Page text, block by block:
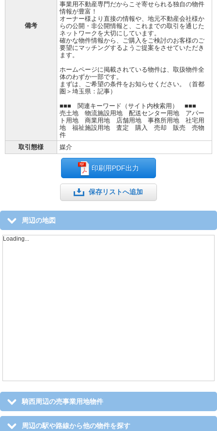
備考
事業用不動産専門だからこそ寄せられる独自の物件
情報が豊富！
オーナー様より直接の情報や、地元不動産会社様か
らの公開・非公開情報と、これまでの取引を通じた
ネットワークを大切にしています。
確かな物件情報から、ご購入をご検討のお客様のご
要望にマッチングするようご提案をさせていただき
ます。
ホームページに掲載されている物件は、取扱物件全
体のわずか一部です。
まずは、ご希望の条件をお知らせください。（首都
圏＞埼玉県：記事）
■■■ 関連キーワード（サイト内検索用） ■■■
売土地 物流施設用地 配送センター用地 アパー
ト用地 商業用地 店舗用地 事務所用地 社宅用
地 福祉施設用地 査定 購入 売却 販売 売物
件
取引態様
媒介
印刷用PDF出力
保存リストへ追加
周辺の地図
Loading...
騎西周辺の売事業用地物件
周辺の駅や路線から他の物件を探す